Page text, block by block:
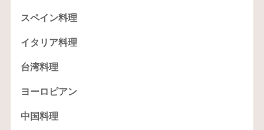
スペイン料理
イタリア料理
台湾料理
ヨーロピアン
中国料理